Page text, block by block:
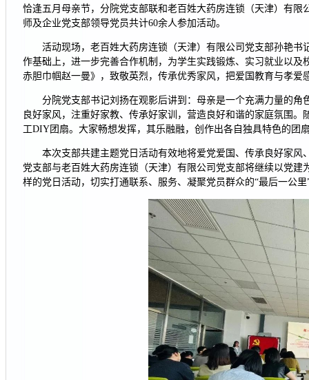
恰逢五月母亲节，分院党支部联和老百姓大药房连锁（天津）有
师及企业党支部领导党员共计60余人参加活动。
活动现场，老百姓大药房连锁（天津）有限公司党支部孙艳
作基础上，进一步完善合作机制，为学生实践锻炼、实习就业以
赤胆巾帼赵一曼》，致敬英烈，传承优秀家风，把爱国教育与孝爱
分院党支部书记刘扬在观影后讲到：母亲是一个充满力量的
良好家风，注重好家教、传承好家训，营造良好和谐的家庭氛围
工DIY团扇。大家畅想发挥，其乐融融，创作出各自独具特色的团
本次支部共建主题党日活动有效地将爱党爱国、传承良好家
党支部与老百姓大药房连锁（天津）有限公司党支部将继续以党
样的党日活动，切实打通联系、服务、凝聚党员群众的“最后一公